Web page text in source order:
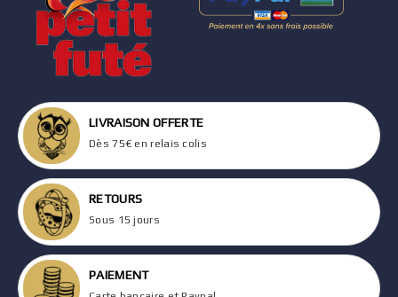
LIVRAISON OFFERTE
Dès 75€ en relais colis
RETOURS
Sous 15 jours
PAIEMENT